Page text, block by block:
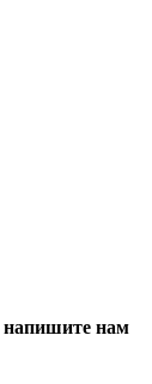
напишите нам